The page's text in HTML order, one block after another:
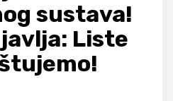
sustava!
javlja: Liste